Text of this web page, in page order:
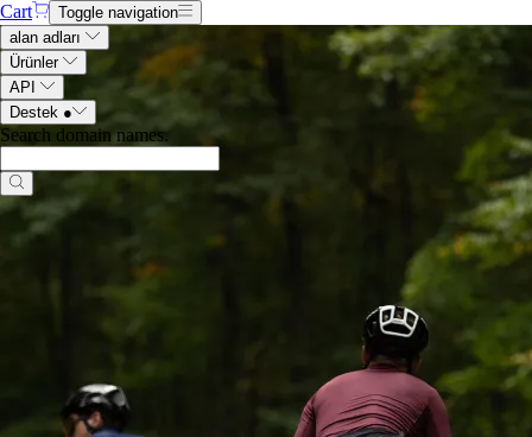
Cart
Toggle navigation
alan adları
Ürünler
API
Destek ●
Search domain names.